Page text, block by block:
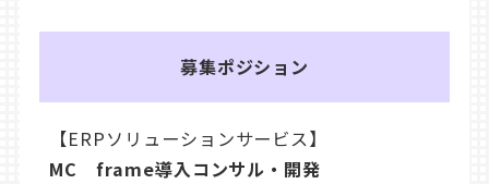
募集ポジション
【ERPソリューションサービス】
MC frame導入コンサル・開発